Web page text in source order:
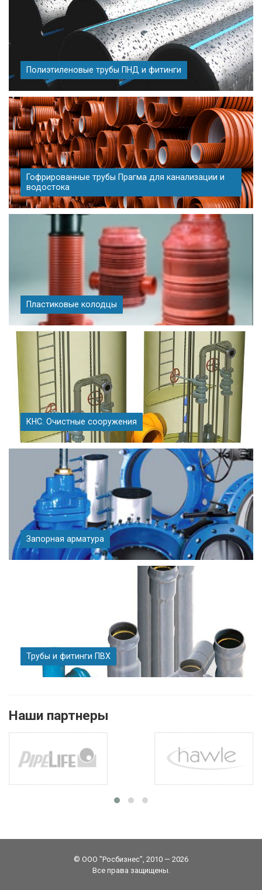
Полиэтиленовые трубы ПНД и фитинги
Гофрированные трубы Прагма для канализации и
водостока
Пластиковые колодцы
КНС. Очистные сооружения
Запорная арматура
Трубы и фитинги ПВХ
Наши партнеры
© ООО "Росбизнес", 2010 — 2026
Все права защищены.